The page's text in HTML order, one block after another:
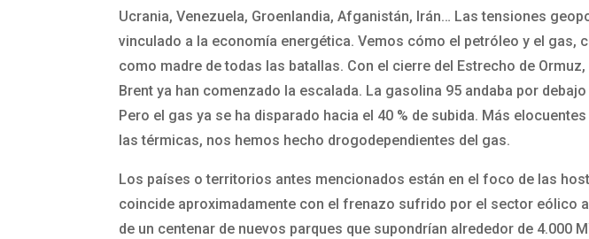
Ucrania, Venezuela, Groenlandia, Afganistán, Irán… Las tensiones
vinculado a la economía energética. Vemos cómo el petróleo y el
como madre de todas las batallas. Con el cierre del Estrecho de
Brent ya han comenzado la escalada. La gasolina 95 andaba por
Pero el gas ya se ha disparado hacia el 40 % de subida. Más
las térmicas, nos hemos hecho drogodependientes del gas.
Los países o territorios antes mencionados están en el foco de las
coincide aproximadamente con el frenazo sufrido por el sector eólico
de un centenar de nuevos parques que supondrían alrededor de 4.000